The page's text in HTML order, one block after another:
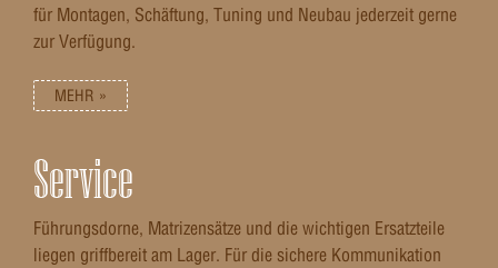
für Montagen, Schäftung, Tuning und Neubau jederzeit gerne
zur Verfügung.
MEHR »
Service
Führungsdorne, Matrizensätze und die wichtigen Ersatzteile
liegen griffbereit am Lager. Für die sichere Kommunikation